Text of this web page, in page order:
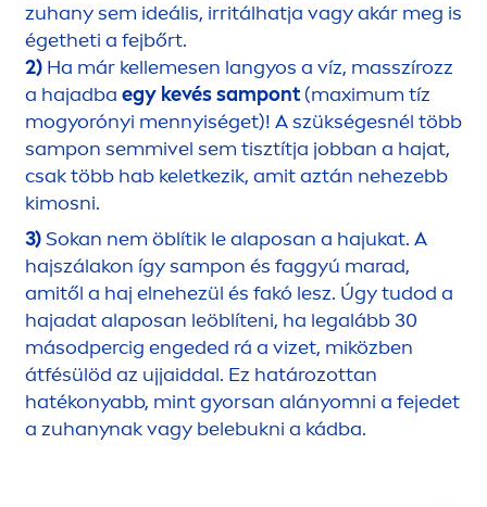
zuhany sem ideális, irritálhatja vagy akár meg is
égetheti a fejbőrt.
2) Ha már kellemesen langyos a víz, masszírozz
a hajadba egy kevés sampont(maximum tíz
mogyorónyi mennyiséget)! A szükségesnél több
sampon semmivel sem tisztítja jobban a hajat,
csak több hab keletkezik, amit aztán nehezebb
kimosni.
3)Sokan nem öblítik le alaposan a hajukat. A
hajszálakon így sampon és faggyú marad,
amitől a haj elnehezül és fakó lesz. Úgy tudod a
hajadat alaposan leöblíteni, ha legalább 30
másodpercig engeded rá a vizet, miközben
átfésülöd az ujjaiddal. Ez határozottan
hatékonyabb, mint gyorsan alányomni a fejedet
a zuhanynak vagy belebukni a kádba.